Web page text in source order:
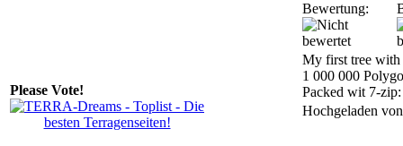
Please Vote!
Bewertung:
My first tree
1 000 000
Packed wit 7-
Hochgeladen